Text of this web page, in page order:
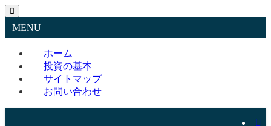
MENU
ホーム
投資の基本
サイトマップ
お問い合わせ